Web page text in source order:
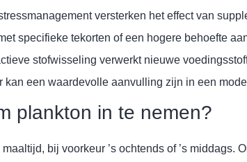
versterken het effect van
specifieke tekorten of een hogere behoefte
stofwisseling verwerkt nieuwe
kan een waardevolle aanvulling zijn in een
plankton in te nemen?
bij voorkeur ’s ochtends of ’s